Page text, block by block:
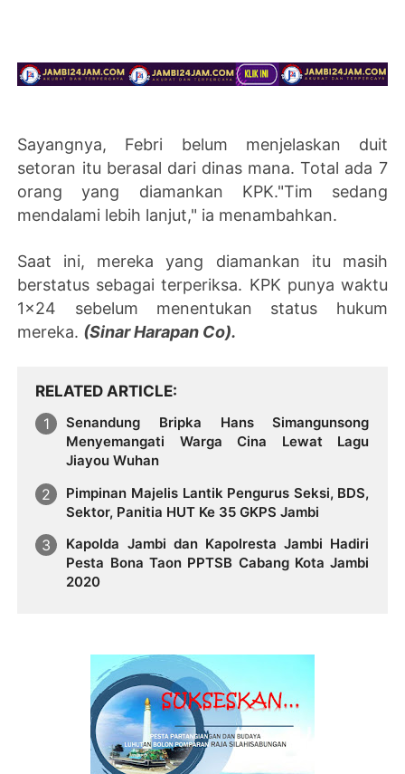
Sayangnya, Febri belum menjelaskan duit
setoran itu berasal dari dinas mana. Total ada 7
orang yang diamankan KPK."Tim sedang
mendalami lebih lanjut," ia menambahkan.
Saat ini, mereka yang diamankan itu masih
berstatus sebagai terperiksa. KPK punya waktu
1x24 sebelum menentukan status hukum
mereka. (Sinar Harapan Co).
RELATED ARTICLE
Senandung Bripka Hans Simangunsong
Menyemangati Warga Cina Lewat Lagu
Jiayou Wuhan
Pimpinan Majelis Lantik Pengurus Seksi, BDS,
Sektor, Panitia HUT Ke 35 GKPS Jambi
Kapolda Jambi dan Kapolresta Jambi Hadiri
Pesta Bona Taon PPTSB Cabang Kota Jambi
2020